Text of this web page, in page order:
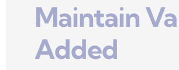
Maintain
Added